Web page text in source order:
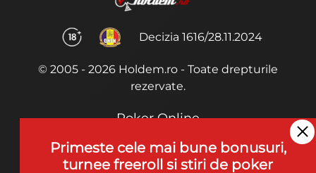
Decizia 1616/28.11.2024
© 2005 - 2026 Holdem.ro - Toate drepturile
rezervate.
Poker Online
Termeni si Conditii
Primeste cele mai bune bonusuri,
turnee freeroll si stiri de poker